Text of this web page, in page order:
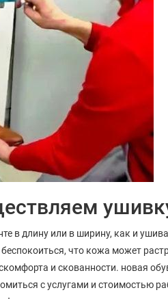
в длину или в ширину, как и
что кожа может
и скованности. новая
с услугами и стоимостью